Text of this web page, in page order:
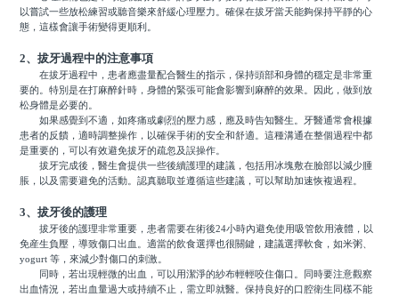
以嘗試一些放松練習或聽音樂來舒緩心理壓力。確保在拔牙當天能夠保持平靜的心
態，這樣會讓手術變得更順利。
2、拔牙過程中的注意事項
在拔牙過程中，患者應盡量配合醫生的指示，保持頭部和身體的穩定是非常重
要的。特別是在打麻醉針時，身體的緊張可能會影響到麻醉的效果。因此，做到放
松身體是必要的。
如果感覺到不適，如疼痛或劇烈的壓力感，應及時告知醫生。牙醫通常會根據
患者的反饋，適時調整操作，以確保手術的安全和舒適。這種溝通在整個過程中都
是重要的，可以有效避免拔牙的疏忽及誤操作。
拔牙完成後，醫生會提供一些後續護理的建議，包括用冰塊敷在臉部以減少腫
脹，以及需要避免的活動。認真聽取並遵循這些建議，可以幫助加速恢複過程。
3、拔牙後的護理
拔牙後的護理非常重要，患者需要在術後24小時內避免使用吸管飲用液體，以
免産生負壓，導致傷口出血。適當的飲食選擇也很關鍵，建議選擇軟食，如米粥、
yogurt 等，來減少對傷口的刺激。
同時，若出現輕微的出血，可以用潔淨的紗布輕輕咬住傷口。同時要注意觀察
出血情況，若出血量過大或持續不止，需立即就醫。保持良好的口腔衛生同樣不能